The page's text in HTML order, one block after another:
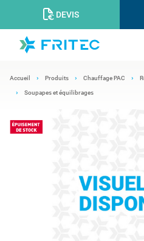
DEVIS
Accueil Produits Chauffage PAC
Soupapes et équilibrages